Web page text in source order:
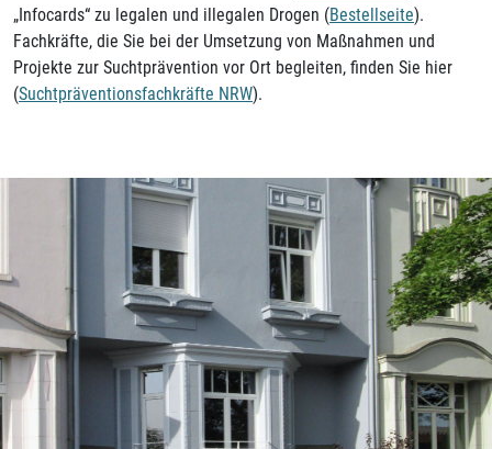
„Infocards“ zu legalen und illegalen Drogen (Bestellseite).
Fachkräfte, die Sie bei der Umsetzung von Maßnahmen und
Projekte zur Suchtprävention vor Ort begleiten, finden Sie hier
(Suchtpräventionsfachkräfte NRW).